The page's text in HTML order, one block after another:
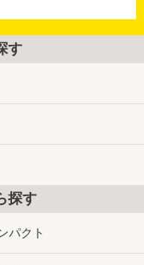
す
探す
パクト